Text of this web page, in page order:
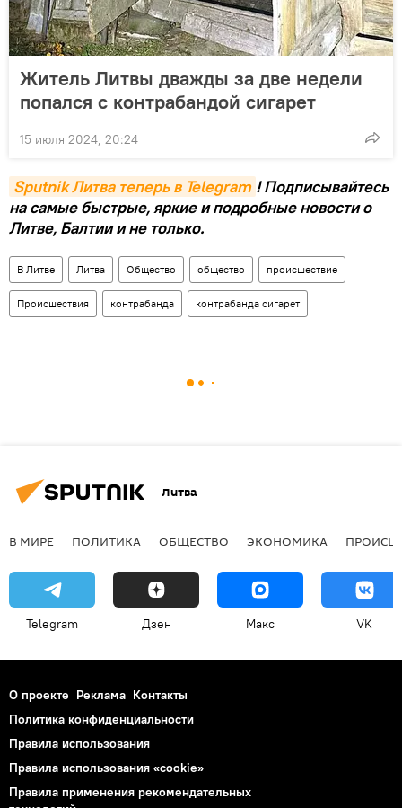
Житель Литвы дважды за две недели
попался с контрабандой сигарет
15 июля 2024, 20:24
Sputnik Литва теперь в Telegram ! Подписывайтесь
на самые быстрые, яркие и подробные новости о
Литве, Балтии и не только.
В Литве Литва Общество общество происшествие
Происшествия контрабанда контрабанда сигарет
Литва
В МИРЕ ПОЛИТИКА ОБЩЕСТВО ЭКОНОМИКА
Telegram Дзен Макс VK
О проекте Реклама Контакты
Политика конфиденциальности
Правила использования
Правила использования «cookie»
Правила применения рекомендательных